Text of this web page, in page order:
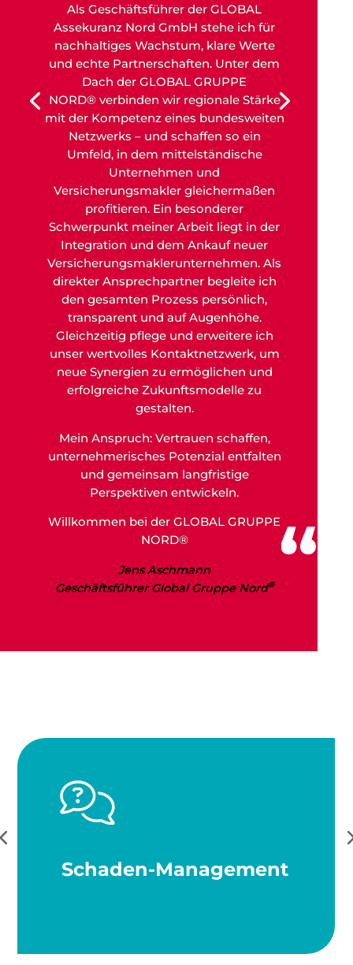
Als Geschäftsführer der GLOBAL
Assekuranz Nord GmbH stehe ich für
nachhaltiges Wachstum, klare Werte
und echte Partnerschaften. Unter dem
Dach der GLOBAL GRUPPE
NORD®verbinden wir regionale Stärke
mit der Kompetenz eines bundesweiten
Netzwerks – und schaffen so ein
Umfeld, in dem mittelständische
Unternehmen und
Versicherungsmakler gleichermaßen
profitieren. Ein besonderer
Schwerpunkt meiner Arbeit liegt in der
Integration und dem Ankauf neuer
Versicherungsmaklerunternehmen. Als
direkter Ansprechpartner begleite ich
den gesamten Prozess persönlich,
transparent und auf Augenhöhe.
Gleichzeitig pflege und erweitere ich
unser wertvolles Kontaktnetzwerk, um
neue Synergien zu ermöglichen und
erfolgreiche Zukunftsmodelle zu
gestalten.
Mein Anspruch: Vertrauen schaffen,
unternehmerisches Potenzial entfalten
und gemeinsam langfristige
Perspektiven entwickeln.
Willkommen bei der GLOBAL GRUPPE
NORD®
Jens Aschmann
Geschäftsführer Global Gruppe Nord®
Schaden-Management